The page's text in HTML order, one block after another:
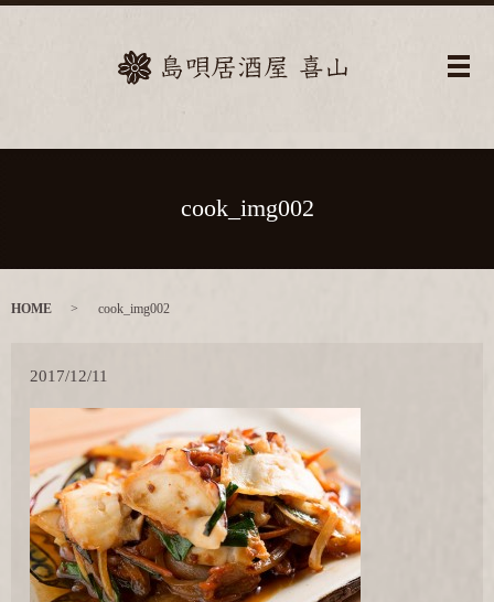
メ
cook_img002
HOME cook_img002
2017/12/11